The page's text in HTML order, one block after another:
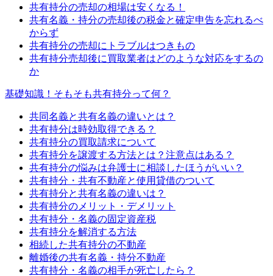
共有持分の売却の相場は安くなる！
共有名義・持分の売却後の税金と確定申告を忘れるべ
からず
共有持分の売却にトラブルはつきもの
共有持分売却後に買取業者はどのような対応をするの
か
基礎知識！そもそも共有持分って何？
共同名義と共有名義の違いとは？
共有持分は時効取得できる？
共有持分の買取請求について
共有持分を譲渡する方法とは？注意点はある？
共有持分の悩みは弁護士に相談したほうがいい？
共有持分・共有不動産と使用貸借のついて
共有持分と共有名義の違いは？
共有持分のメリット・デメリット
共有持分・名義の固定資産税
共有持分を解消する方法
相続した共有持分の不動産
離婚後の共有名義・持分不動産
共有持分・名義の相手が死亡したら？